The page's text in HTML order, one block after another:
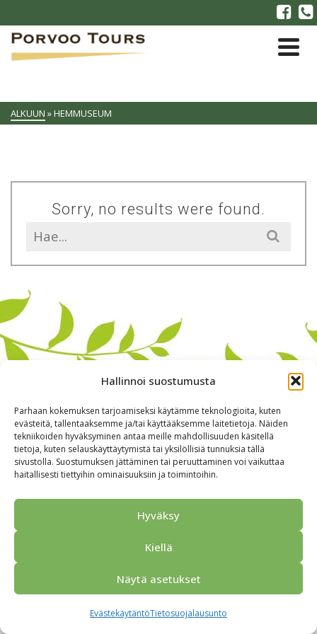
Hallinnoi suostumusta
Parhaan kokemuksen tarjoamiseksi käytämme teknologioita, kuten
evästeitä, tallentaaksemme ja/tai käyttääksemme laitetietoja. Näiden
tekniikoiden hyväksyminen antaa meille mahdollisuuden käsitellä
tietoja, kuten selauskäyttäytymistä tai yksilöllisiä tunnuksia tällä
sivustolla. Suostumuksen jättäminen tai peruuttaminen voi vaikuttaa
haitallisesti tiettyihin ominaisuuksiin ja toimintoihin.
Hyväksy
Kiellä
Näytä asetukset
EvästekäytäntöTietosuojalausunto
ALKUUN »HEMMUSEUM
Sorry, no results were found.
Search
for:
Alkuun Ryhmille Kokous & Ohjelmat
Yhteistyökumppanit
Tarjouspyyntö
Anna palautetta
Tietosuojaseloste
© 2026 Porvoo Tours - matkanjärjestäjä / FPW